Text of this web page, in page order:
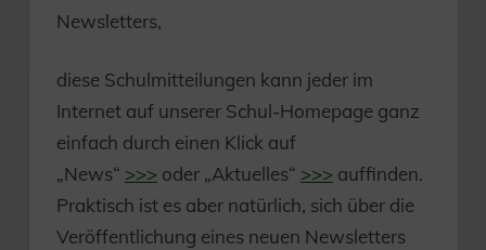
Newsletters,
diese Schulmitteilungen kann jeder im
Internet auf unserer Schul-Homepage ganz
einfach durch einen Klick auf
„News“ >>> oder „Aktuelles“ >>> auffinden.
Praktisch ist es aber natürlich, sich über die
Veröffentlichung eines neuen Newsletters